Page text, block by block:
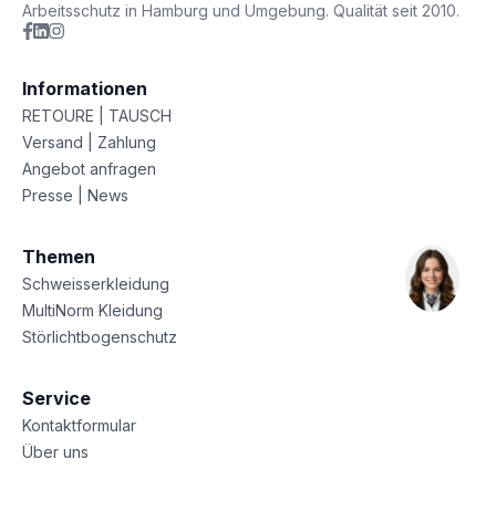
Arbeitsschutz in Hamburg und Umgebung. Qualität seit 2010.
Informationen
RETOURE | TAUSCH
Versand | Zahlung
Angebot anfragen
Presse | News
Themen
Schweisserkleidung
MultiNorm Kleidung
Störlichtbogenschutz
Service
Kontaktformular
Über uns